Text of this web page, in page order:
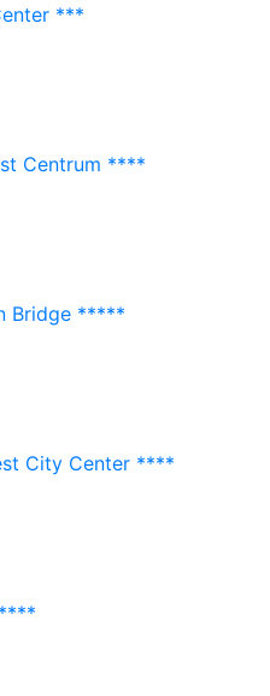
***
Centrum ****
Bridge *****
City Center ****